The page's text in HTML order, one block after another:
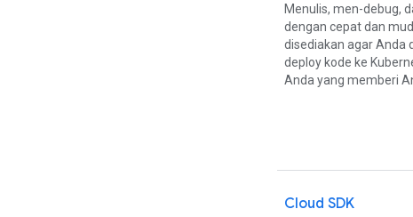
Menulis, men-debug,
dengan cepat dan
disediakan agar Anda
deploy kode ke
Anda yang memberi
Cloud SDK